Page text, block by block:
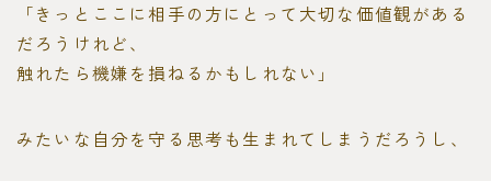
「きっとここに相手の方にとって大切な価値観がある
だろうけれど、
触れたら機嫌を損ねるかもしれない」
みたいな自分を守る思考も生まれてしまうだろうし、